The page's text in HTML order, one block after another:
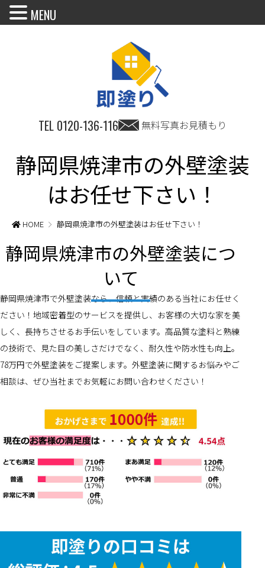
TEL 0120-136-116 無料写真お見積もり
静岡県焼津市の外壁塗装
はお任せ下さい！
HOME 静岡県焼津市の外壁塗装はお任せ下さい！
静岡県焼津市の外壁塗装につ
いて
静岡県焼津市で外壁塗装なら、信頼と実績のある当社にお任せく
ださい！地域密着型のサービスを提供し、お客様の大切な家を美
しく、長持ちさせるお手伝いをしています。高品質な塗料と熟練
の技術で、見た目の美しさだけでなく、耐久性や防水性も向上。
78万円で外壁塗装をご提案します。外壁塗装に関するお悩みやご
相談は、ぜひ当社までお気軽にお問い合わせください！
MENU